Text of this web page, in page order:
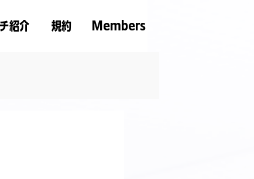
紹介 規約 Members